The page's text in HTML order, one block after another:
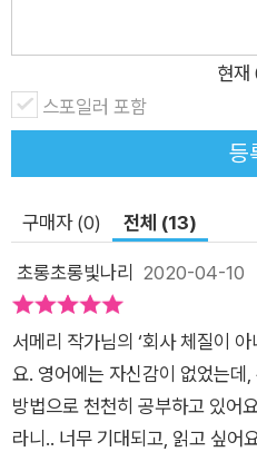
현재
스포일러 포함
등
구매자 (0) 전체 (13)
초롱초롱빛나리 2020-04-10
서메리 작가님의 ‘회사 체질이
요. 영어에는 자신감이 없었는데
방법으로 천천히 공부하고 있어
라니.. 너무 기대되고, 읽고 싶어